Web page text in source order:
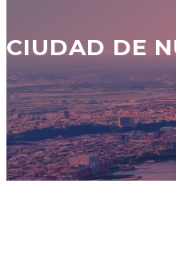
CIUDAD DE